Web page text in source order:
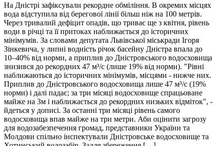
На Дністрі зафіксували рекордне обміління. В окремих місцях
вода відступила від берегової лінії більш ніж на 100 метрів.
Через тривалий дефіцит опадів, що триває ще з квітня, рівень
води в річці та її притоках наближається до історичних
мінімумів. За словами депутата Львівської міськради Ігоря
Зінкевича, у липні водність річок басейну Дністра впала до
10–40% від норми, а приплив до Дністровського водосховища
знизився до рекордних 47 м³/с (лише 19% від норми). "Рівні
наближаються до історичних мінімумів, місцями - нижче них.
Приплив до Дністровського водосховища лише 47 м³/с (19%
норми) і далі падає; за три місяці водосховище спрацьоване
майже на 3м і наближається до рекордних низьких відміток", -
йдеться у дописі. За останні три місяці рівень самого
водосховища впав майже на три метри. Аби оцінити загрозу
для водозабезпечення громад, представники України та
Молдови спільно інспектували Дністровське водосховище та